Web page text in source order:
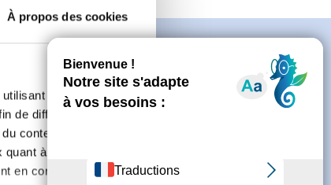
À propos des cookies
des
de diffuser des
contenu, ainsi que de
à l'utilisation de
en consultant la